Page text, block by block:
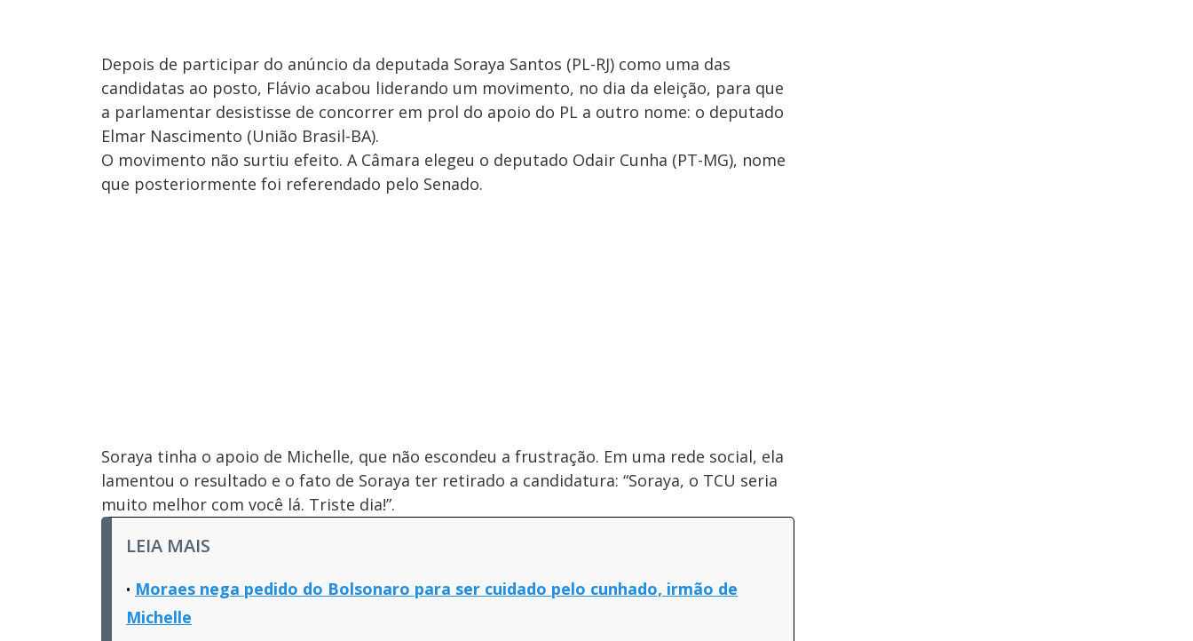
Depois de participar do anúncio da deputada Soraya Santos (PL-RJ) como uma das
candidatas ao posto, Flávio acabou liderando um movimento, no dia da eleição, para que
a parlamentar desistisse de concorrer em prol do apoio do PL a outro nome: o deputado
Elmar Nascimento (União Brasil-BA).
O movimento não surtiu efeito. A Câmara elegeu o deputado Odair Cunha (PT-MG), nome
que posteriormente foi referendado pelo Senado.
Soraya tinha o apoio de Michelle, que não escondeu a frustração. Em uma rede social, ela
lamentou o resultado e o fato de Soraya ter retirado a candidatura: “Soraya, o TCU seria
muito melhor com você lá. Triste dia!”.
LEIA MAIS
Moraes nega pedido do Bolsonaro para ser cuidado pelo cunhado, irmão de
Michelle